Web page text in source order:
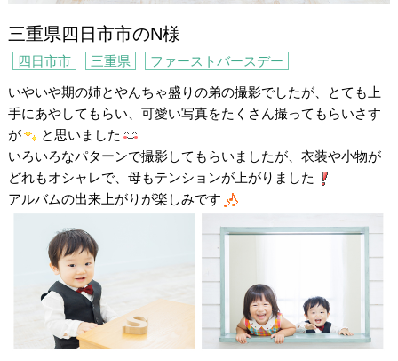
三重県四日市市のN様
四日市市 三重県 ファーストバースデー
いやいや期の姉とやんちゃ盛りの弟の撮影でしたが、とても上
手にあやしてもらい、可愛い写真をたくさん撮ってもらいさす
が
と思いました
いろいろなパターンで撮影してもらいましたが、衣装や小物が
どれもオシャレで、母もテンションが上がりました
アルバムの出来上がりが楽しみです